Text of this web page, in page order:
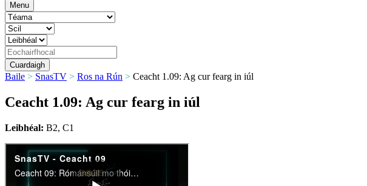
Menu
Baile > SnasTV > Ros na Rún > Ceacht 1.09: Ag cur fearg in iúl
Ceacht 1.09: Ag cur fearg in iúl
Leibhéal: B2, C1